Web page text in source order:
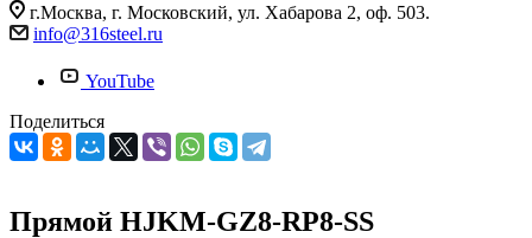
г.Москва, г. Московский, ул. Хабарова 2, оф. 503.
info@316steel.ru
YouTube
Поделиться
Прямой HJKM-GZ8-RP8-SS